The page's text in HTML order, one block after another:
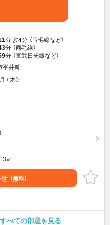
分 歩4分 （両毛線など）
分 （両毛線）
分 （東武日光線など）
平井町
/ 木造
㎡
（無料）
べての部屋を見る